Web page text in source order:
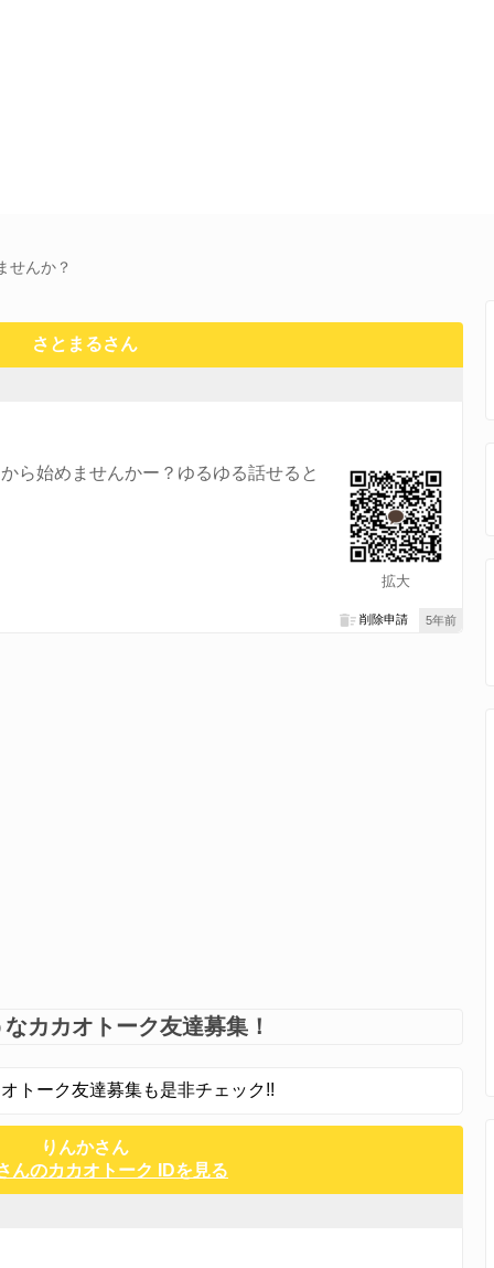
せんか？
さとまるさん
拡大
ら始めませんかー？ゆるゆる話せると
5年前
削除申請
カカオトーク友達募集！
トーク友達募集も是非チェック!!
りんかさん
んのカカオトーク IDを見る